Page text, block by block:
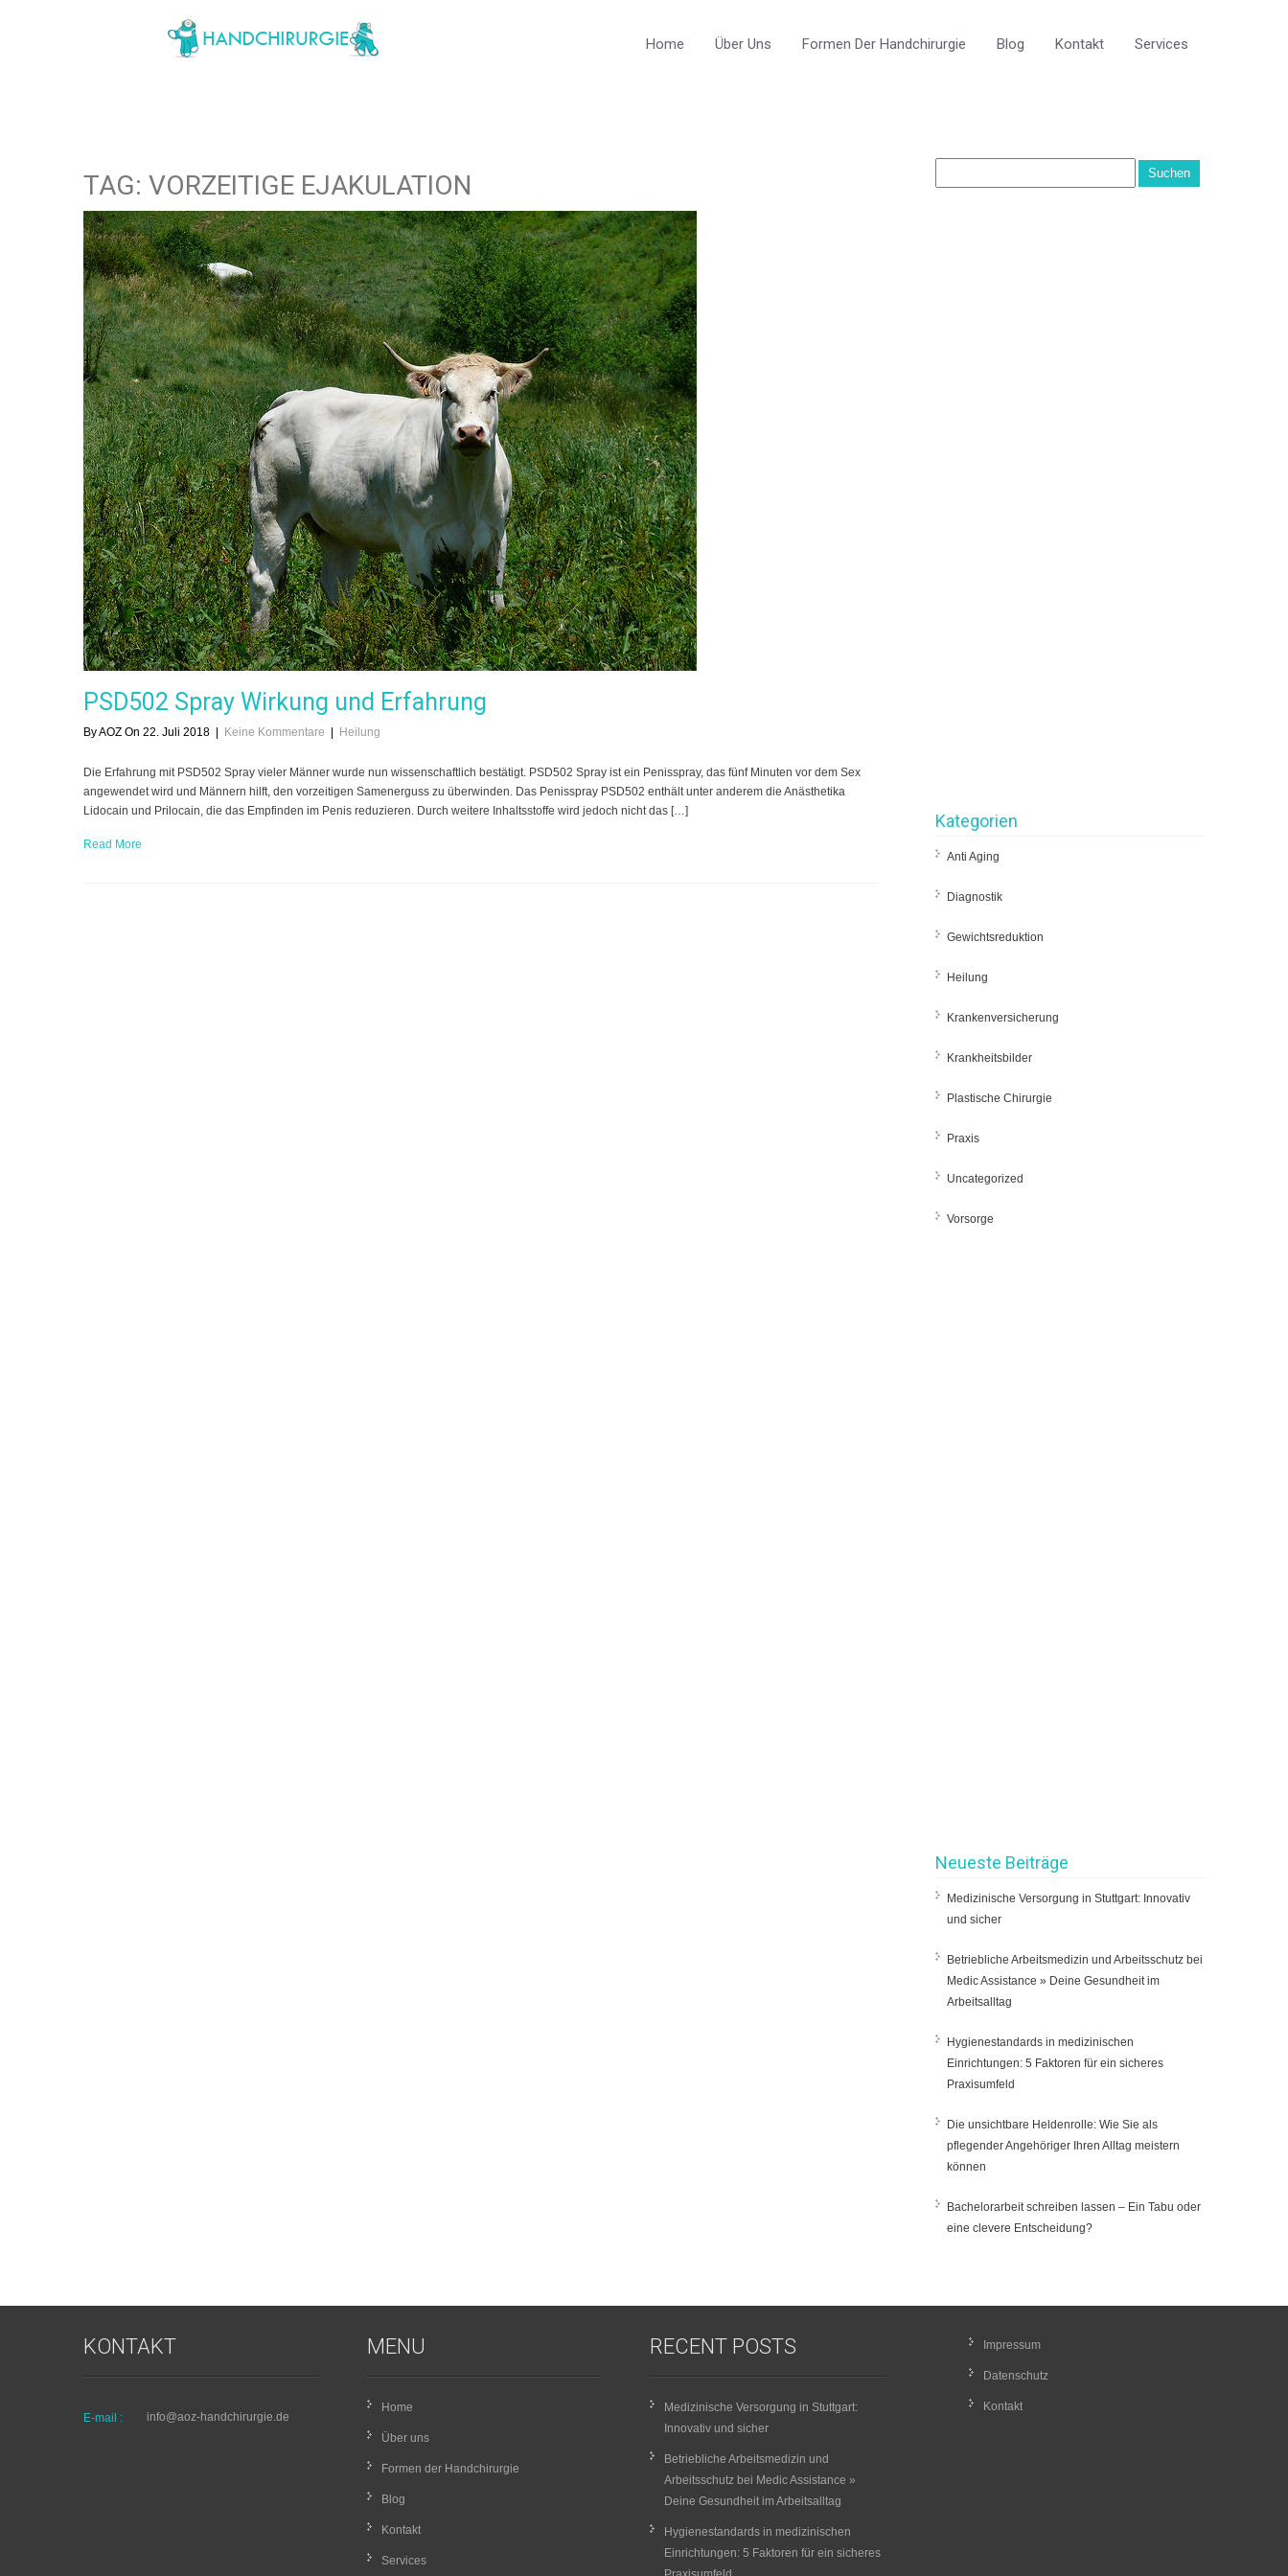
Home Über Uns Formen Der Handchirurgie Blog Kontakt Services
TAG: VORZEITIGE EJAKULATION
PSD502 Spray Wirkung und Erfahrung
By AOZ On 22. Juli 2018 Keine Kommentare Heilung
Die Erfahrung mit PSD502 Spray vieler Männer wurde nun wissenschaftlich bestätigt. PSD502 Spray ist ein Penisspray, das fünf Minuten vor dem Sex
angewendet wird und Männern hilft, den vorzeitigen Samenerguss zu überwinden. Das Penisspray PSD502 enthält unter anderem die Anästhetika
Lidocain und Prilocain, die das Empfinden im Penis reduzieren. Durch weitere Inhaltsstoffe wird jedoch nicht das […]
Read More
Kategorien
Anti Aging
Diagnostik
Gewichtsreduktion
Heilung
Krankenversicherung
Krankheitsbilder
Plastische Chirurgie
Praxis
Uncategorized
Vorsorge
Neueste Beiträge
Medizinische Versorgung in Stuttgart: Innovativ
und sicher
Betriebliche Arbeitsmedizin und Arbeitsschutz bei
Medic Assistance » Deine Gesundheit im
Arbeitsalltag
Hygienestandards in medizinischen
Einrichtungen: 5 Faktoren für ein sicheres
Praxisumfeld
Die unsichtbare Heldenrolle: Wie Sie als
pflegender Angehöriger Ihren Alltag meistern
können
Bachelorarbeit schreiben lassen – Ein Tabu oder
eine clevere Entscheidung?
KONTAKT
E-mail : info@aoz-handchirurgie.de
MENU
Home
Über uns
Formen der Handchirurgie
Blog
Kontakt
Services
RECENT POSTS
Medizinische Versorgung in Stuttgart:
Innovativ und sicher
Betriebliche Arbeitsmedizin und
Arbeitsschutz bei Medic Assistance »
Deine Gesundheit im Arbeitsalltag
Hygienestandards in medizinischen
Einrichtungen: 5 Faktoren für ein sicheres
Impressum
Datenschutz
Kontakt